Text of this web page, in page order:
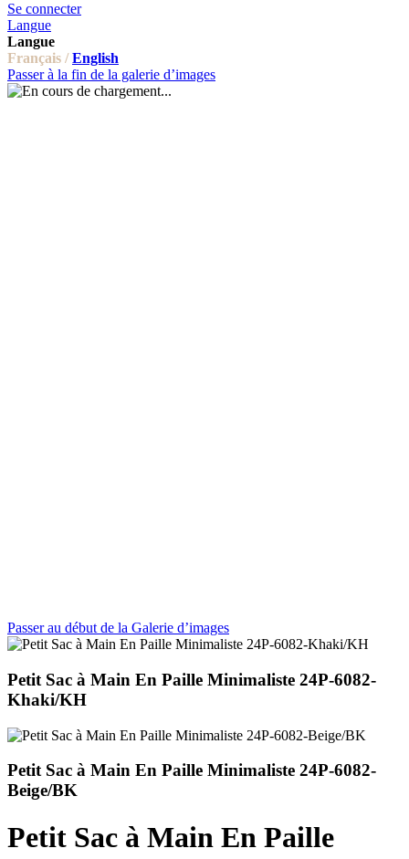
Se connecter
Langue
Langue
Français / English
Passer à la fin de la galerie d’images
Passer au début de la Galerie d’images
Petit Sac à Main En Paille Minimaliste 24P-6082-
Khaki/KH
Petit Sac à Main En Paille Minimaliste 24P-6082-
Beige/BK
Petit Sac à Main En Paille